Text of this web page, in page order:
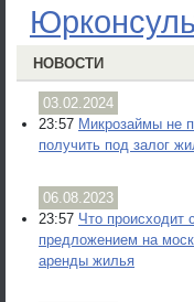
НОВОСТИ
03.02.2024
23:57 Микрозаймы не
получить под залог
06.08.2023
23:57 Что происходит
предложением на
аренды жилья